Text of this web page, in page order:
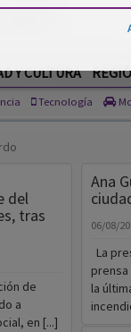
Y CULTURA
Tecnología
del
tras
de
a
en [...]
Ana
06/08/
La
la